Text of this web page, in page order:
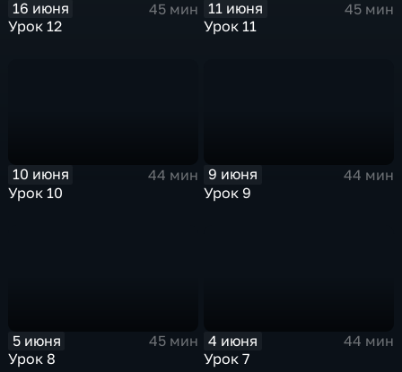
16 июня
45 мин
Урок 12
11 июня
45 мин
Урок 11
10 июня
44 мин
Урок 10
9 июня
44 мин
Урок 9
5 июня
45 мин
Урок 8
4 июня
44 мин
Урок 7